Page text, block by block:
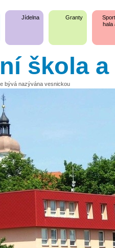
Jídelna Granty
hala
škola
bývá nazývána vesnickou